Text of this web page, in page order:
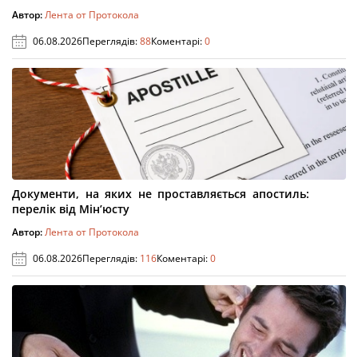
Автор:Лента от Протокола
06.08.2026Переглядів:88Коментарі:0
Документи, на яких не проставляється апостиль:
перелік від Мін’юсту
Автор:Лента от Протокола
06.08.2026Переглядів: 116Коментарі:0